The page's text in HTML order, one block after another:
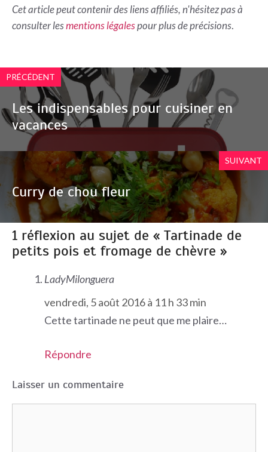
Cet article peut contenir des liens affiliés, n'hésitez pas à
consulter lesmentions légalespour plus de précisions.
PRÉCÉDENT
Les indispensables pour cuisiner en
vacances
SUIVANT
Curry de chou fleur
1 réflexion au sujet de « Tartinade de
petits pois et fromage de chèvre »
LadyMilonguera
vendredi, 5 août 2016 à 11 h 33 min
Cette tartinade ne peut que me plaire…
Répondre
Laisser un commentaire